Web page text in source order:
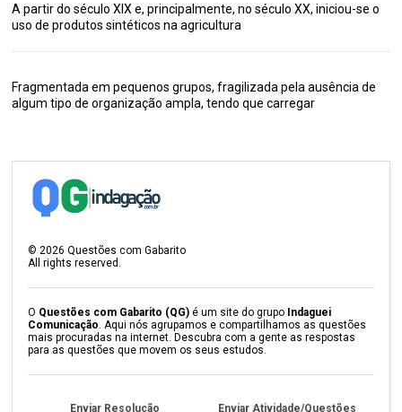
A partir do século XIX e, principalmente, no século XX, iniciou-se o
uso de produtos sintéticos na agricultura
Fragmentada em pequenos grupos, fragilizada pela ausência de
algum tipo de organização ampla, tendo que carregar
© 2026 Questões com Gabarito
All rights reserved.
O Questões com Gabarito (QG) é um site do grupo Indaguei
Comunicação . Aqui nós agrupamos e compartilhamos as questões
mais procuradas na internet. Descubra com a gente as respostas
para as questões que movem os seus estudos.
Enviar Resolução Enviar Atividade/Questões